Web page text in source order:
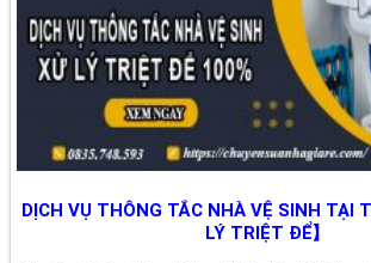
DỊCH VỤ THÔNG TẮC NHÀ VỆ SINH TẠI
LÝ TRIỆT ĐỂ】